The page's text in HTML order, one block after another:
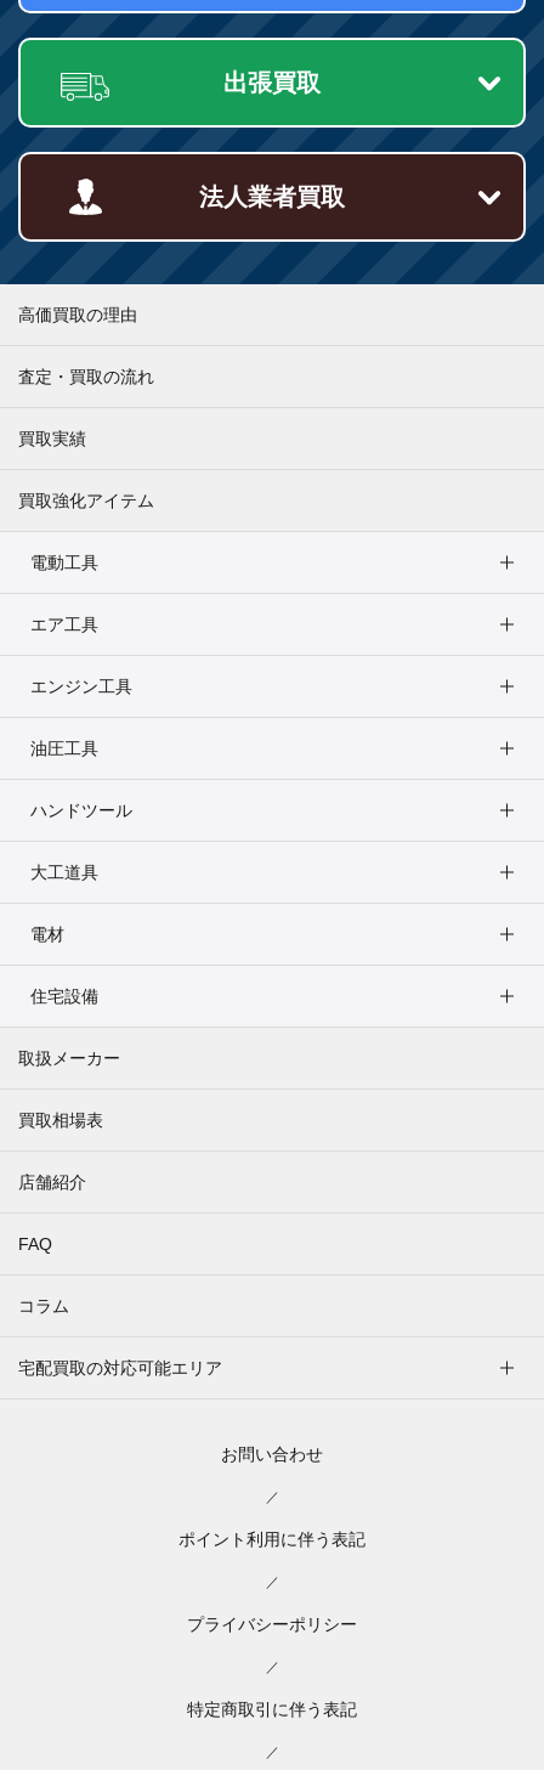
出張買取
法人業者買取
高価買取の理由
査定・買取の流れ
買取実績
買取強化アイテム
電動工具
エア工具
エンジン工具
油圧工具
ハンドツール
大工道具
電材
住宅設備
取扱メーカー
買取相場表
店舗紹介
FAQ
コラム
宅配買取の対応可能エリア
お問い合わせ
／
ポイント利用に伴う表記
／
プライバシーポリシー
／
特定商取引に伴う表記
／